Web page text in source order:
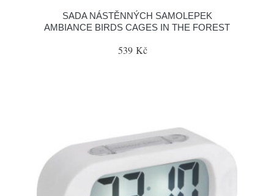
SADA NÁSTĚNNÝCH SAMOLEPEK
AMBIANCE BIRDS CAGES IN THE FOREST
539 Kč